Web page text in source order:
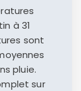
à 31
sont
pluie.
sur